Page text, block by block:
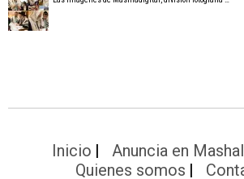
Inicio
Anuncia en
Quienes somos